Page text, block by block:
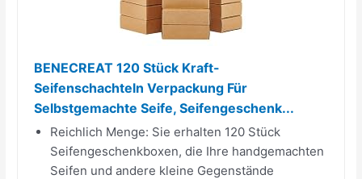
BENECREAT 120 Stück Kraft-
Seifenschachteln Verpackung Für
Selbstgemachte Seife, Seifengeschenk...
Reichlich Menge: Sie erhalten 120 Stück
Seifengeschenkboxen, die Ihre handgemachten
Seifen und andere kleine Gegenstände